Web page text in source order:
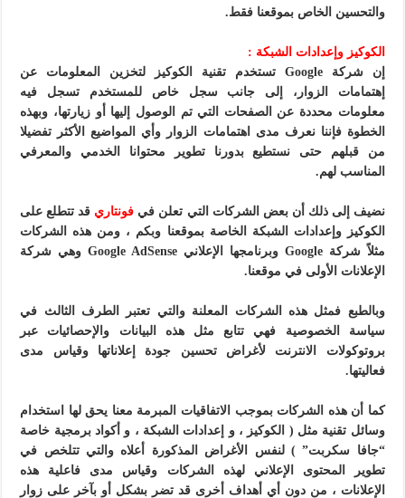
والتحسين الخاص بموقعنا فقط.
الكوكيز وإعدادات الشبكة :
إن شركةGoogle تستخدم تقنية الكوكيز لتخزين المعلومات عن
إهتمامات الزوار، إلى جانب سجل خاص للمستخدم تسجل فيه
معلومات محددة عن الصفحات التي تم الوصول إليها أو زيارتها، وبهذه
الخطوة فإننا نعرف مدى اهتمامات الزوار وأي المواضيع الأكثر تفضيلا
من قبلهم حتى نستطيع بدورنا تطوير محتوانا الخدمي والمعرفي
المناسب لهم.
نضيف إلى ذلك أن بعض الشركات التي تعلن في فونتاري قد تتطلع على
الكوكيز وإعدادات الشبكة الخاصة بموقعنا وبكم ، ومن هذه الشركات
مثلاً شركةGoogle
وبرنامجها الإعلاني Google AdSense وهي شركة
الإعلانات الأولى في موقعنا.
وبالطبع فمثل هذه الشركات المعلنة والتي تعتبر الطرف الثالث في
سياسة الخصوصية فهي تتابع مثل هذه البيانات والإحصائيات عبر
بروتوكولات الانترنت لأغراض تحسين جودة إعلاناتها وقياس مدى
فعاليتها.
كما أن هذه الشركات بموجب الاتفاقيات المبرمة معنا يحق لها استخدام
وسائل تقنية مثل ( الكوكيز ، و إعدادات الشبكة ، و أكواد برمجية خاصة
“جافا سكربت” ) لنفس الأغراض المذكورة أعلاه والتي تتلخص في
تطوير المحتوى الإعلاني لهذه الشركات وقياس مدى فاعلية هذه
الإعلانات ، من دون أي أهداف أخرى قد تضر بشكل أو بآخر على زوار